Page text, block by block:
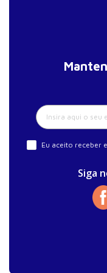
Eu aceito receber
Siga